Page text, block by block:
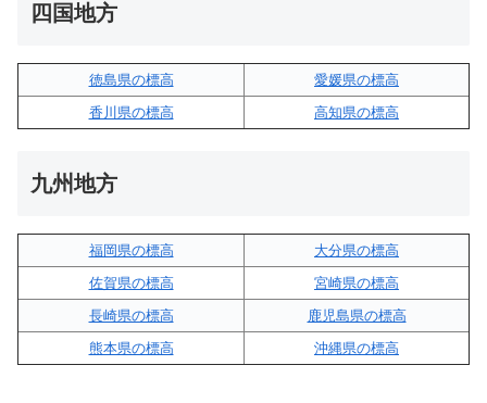
四国地方
徳島県の標高
愛媛県の標高
香川県の標高
高知県の標高
九州地方
福岡県の標高
大分県の標高
佐賀県の標高
宮崎県の標高
長崎県の標高
鹿児島県の標高
熊本県の標高
沖縄県の標高